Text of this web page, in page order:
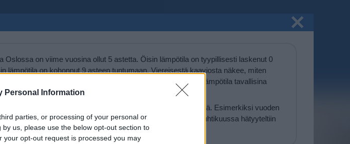
Personal Information
parties, or processing of your personal or
us, please use the below opt-out section to
opt-out request is processed you may
Oslossa on viime vuosina ollut 5 astetta. Öisin lämpötila on tyypillisesti laskenut 0
lämpötila on kohonnut 9 asteen tuntumaan. Viereisestä kaaviosta näkee, miten
ollut huhtikuussa viime vuosina ja vaihteluväli, jolla lämpötila tavallisina
liikkunut.
silti koettu tätäkin kylmempiä ja lämpimämpiä huhtikuisia päiviä. Esimerkiksi vuoden
käväisi alimmillaan -8 asteessa ja toisaalta vuonna 2015 huhtikuussa hätyyteltiin
päivänä 22 asteen lukemia.